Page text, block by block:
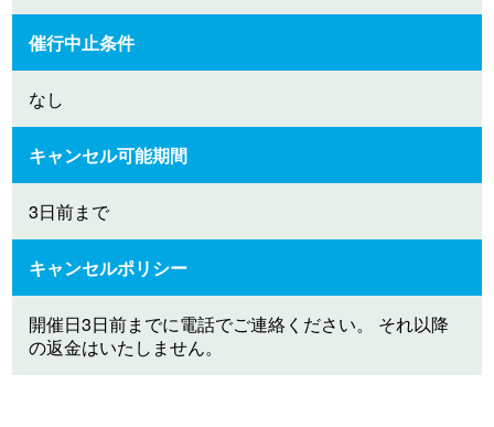
催行中止条件
なし
キャンセル可能期間
3日前まで
キャンセルポリシー
開催日3日前までに電話でご連絡ください。 それ以降
の返金はいたしません。